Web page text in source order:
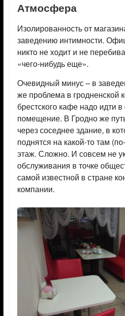
Атмосфера
Изолированность от
заведению интимности.
никто не ходит и не
«чего-нибудь еще».
Очевидный минус – в
же проблема в гродненской
брестского кафе надо идти
помещение. В Гродно же
через соседнее здание, в
поднятся на какой-то там
этаж. Сложно. И совсем не
обслуживания в точке
самой известной в стране
компании.